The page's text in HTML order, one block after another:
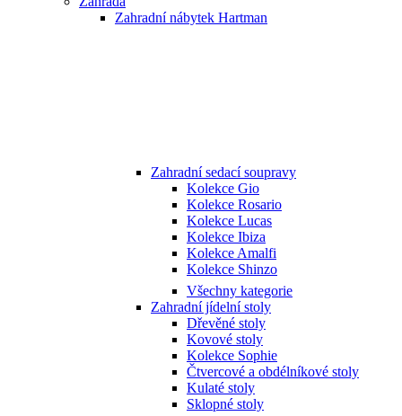
Zahradní nábytek Hartman
Zahradní sedací soupravy
Kolekce Gio
Kolekce Rosario
Kolekce Lucas
Kolekce Ibiza
Kolekce Amalfi
Kolekce Shinzo
Všechny kategorie
Zahradní jídelní stoly
Dřevěné stoly
Kovové stoly
Kolekce Sophie
Čtvercové a obdélníkové stoly
Kulaté stoly
Sklopné stoly